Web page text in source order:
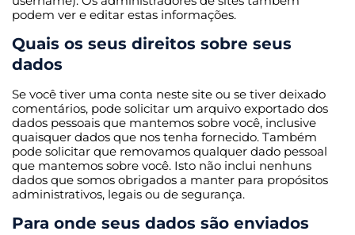
podem ver e editar estas informações.
Quais os seus direitos sobre seus
dados
Se você tiver uma conta neste site ou se tiver deixado
comentários, pode solicitar um arquivo exportado dos
dados pessoais que mantemos sobre você, inclusive
quaisquer dados que nos tenha fornecido. Também
pode solicitar que removamos qualquer dado pessoal
que mantemos sobre você. Isto não inclui nenhuns
dados que somos obrigados a manter para propósitos
administrativos, legais ou de segurança.
Para onde seus dados são enviados